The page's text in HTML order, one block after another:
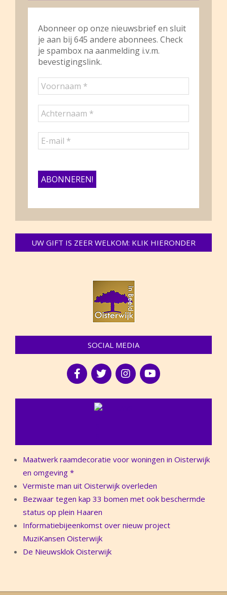
Abonneer op onze nieuwsbrief en sluit
je aan bij 645 andere abonnees. Check
je spambox na aanmelding i.v.m.
bevestigingslink.
UW GIFT IS ZEER WELKOM: KLIK HIERONDER
SOCIAL MEDIA
Maatwerk raamdecoratie voor woningen in Oisterwijk
en omgeving *
Vermiste man uit Oisterwijk overleden
Bezwaar tegen kap 33 bomen met ook beschermde
status op plein Haaren
Informatiebijeenkomst over nieuw project
MuziKansen Oisterwijk
De Nieuwsklok Oisterwijk